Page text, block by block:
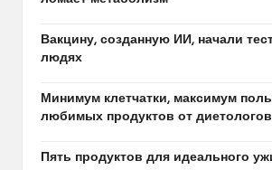
Вакцину, созданную ИИ, начали
людях
Минимум клетчатки, максимум
любимых продуктов от диетологов
Пять продуктов для идеального